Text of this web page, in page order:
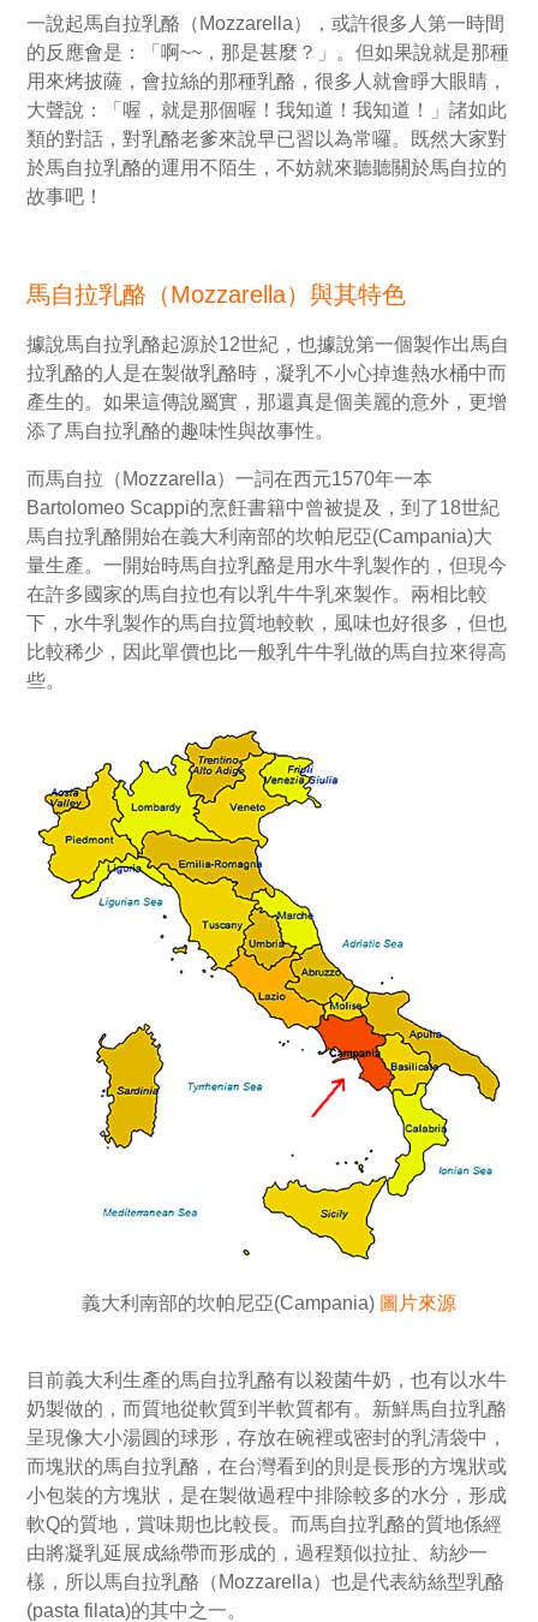
一說起馬自拉乳酪（Mozzarella），或許很多人第一時間
的反應會是：「啊~~，那是甚麼？」。但如果說就是那種
用來烤披薩，會拉絲的那種乳酪，很多人就會睜大眼睛，
大聲說：「喔，就是那個喔！我知道！我知道！」諸如此
類的對話，對乳酪老爹來說早已習以為常囉。既然大家對
於馬自拉乳酪的運用不陌生，不妨就來聽聽關於馬自拉的
故事吧！
馬自拉乳酪（Mozzarella）與其特色
據說馬自拉乳酪起源於12世紀，也據說第一個製作出馬自
拉乳酪的人是在製做乳酪時，凝乳不小心掉進熱水桶中而
產生的。如果這傳說屬實，那還真是個美麗的意外，更增
添了馬自拉乳酪的趣味性與故事性。
而馬自拉（Mozzarella）一詞在西元1570年一本
Bartolomeo Scappi的烹飪書籍中曾被提及，到了18世紀
馬自拉乳酪開始在義大利南部的坎帕尼亞(Campania)大
量生產。一開始時馬自拉乳酪是用水牛乳製作的，但現今
在許多國家的馬自拉也有以乳牛牛乳來製作。兩相比較
下，水牛乳製作的馬自拉質地較軟，風味也好很多，但也
比較稀少，因此單價也比一般乳牛牛乳做的馬自拉來得高
些。
義大利南部的坎帕尼亞(Campania) 圖片來源
目前義大利生產的馬自拉乳酪有以殺菌牛奶，也有以水牛
奶製做的，而質地從軟質到半軟質都有。新鮮馬自拉乳酪
呈現像大小湯圓的球形，存放在碗裡或密封的乳清袋中，
而塊狀的馬自拉乳酪，在台灣看到的則是長形的方塊狀或
小包裝的方塊狀，是在製做過程中排除較多的水分，形成
軟Q的質地，賞味期也比較長。而馬自拉乳酪的質地係經
由將凝乳延展成絲帶而形成的，過程類似拉扯、紡紗一
樣，所以馬自拉乳酪（Mozzarella）也是代表紡絲型乳酪
(pasta filata)的其中之一。